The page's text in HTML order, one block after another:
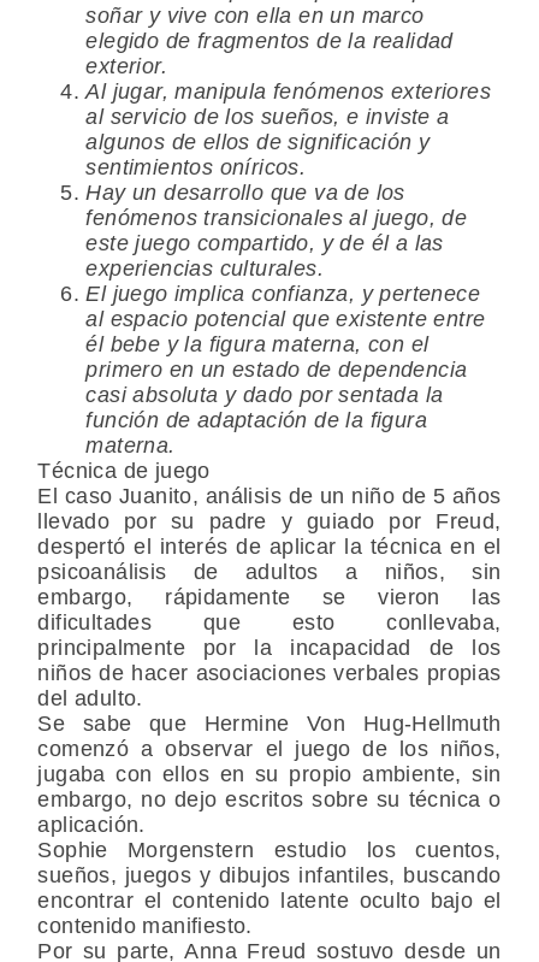
soñar y vive con ella en un marco
elegido de fragmentos de la realidad
exterior.
Al jugar, manipula fenómenos exteriores
al servicio de los sueños, e inviste a
algunos de ellos de significación y
sentimientos oníricos.
Hay un desarrollo que va de los
fenómenos transicionales al juego, de
este juego compartido, y de él a las
experiencias culturales.
El juego implica confianza, y pertenece
al espacio potencial que existente entre
él bebe y la figura materna, con el
primero en un estado de dependencia
casi absoluta y dado por sentada la
función de adaptación de la figura
materna.
Técnica de juego
El caso Juanito, análisis de un niño de 5 años
llevado por su padre y guiado por Freud,
despertó el interés de aplicar la técnica en el
psicoanálisis de adultos a niños, sin
embargo, rápidamente se vieron las
dificultades que esto conllevaba,
principalmente por la incapacidad de los
niños de hacer asociaciones verbales propias
del adulto.
Se sabe que Hermine Von Hug-Hellmuth
comenzó a observar el juego de los niños,
jugaba con ellos en su propio ambiente, sin
embargo, no dejo escritos sobre su técnica o
aplicación.
Sophie Morgenstern estudio los cuentos,
sueños, juegos y dibujos infantiles, buscando
encontrar el contenido latente oculto bajo el
contenido manifiesto.
Por su parte, Anna Freud sostuvo desde un